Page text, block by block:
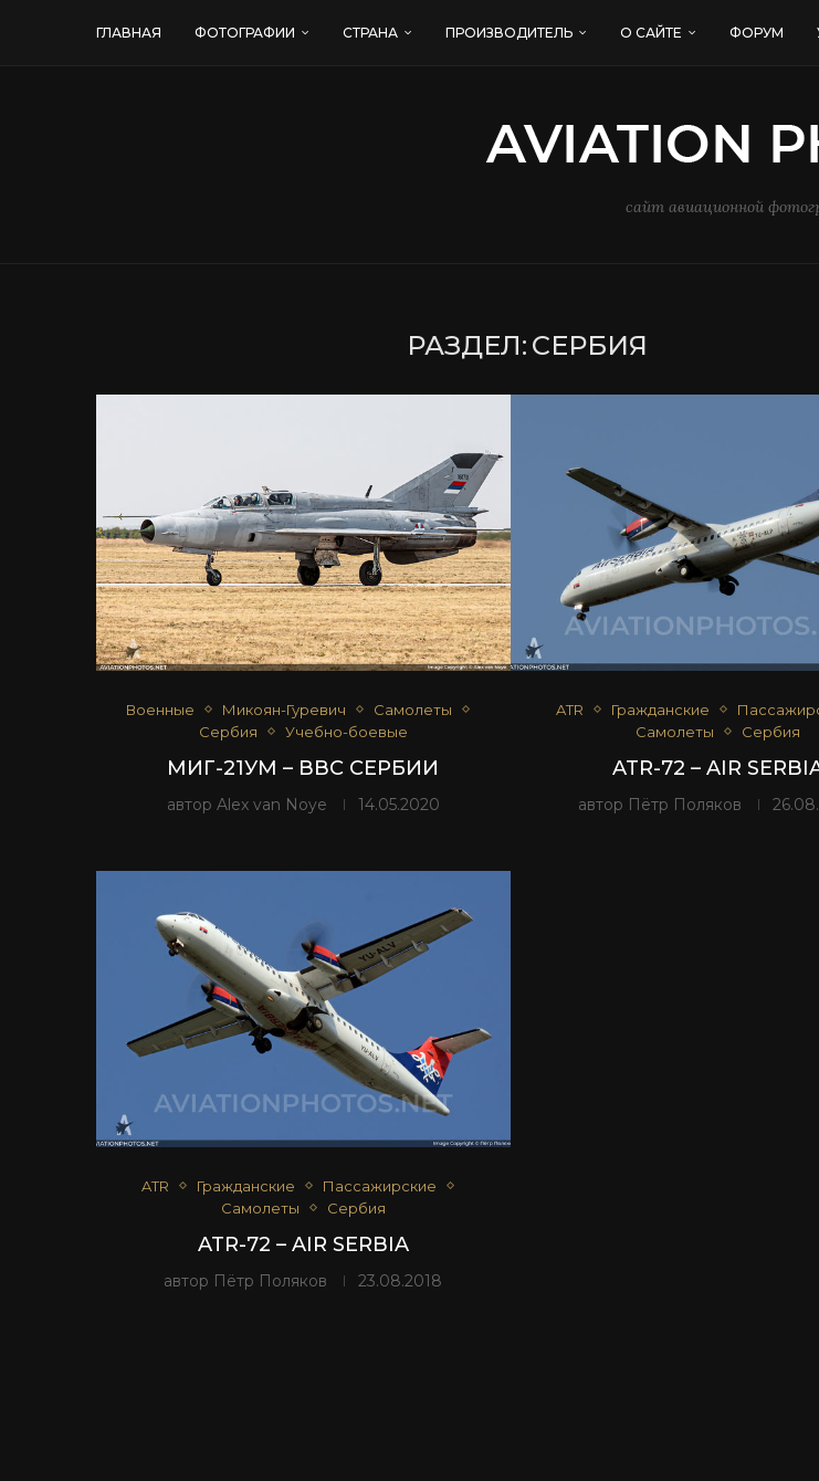
ГЛАВНАЯ ФОТОГРАФИИ СТРАНА ПРОИЗВОДИТЕЛЬ О САЙТЕ ФОРУМ
сайт авиационной
РАЗДЕЛ: СЕРБИЯ
Военные Микоян-Гуревич
Самолеты
Сербия
Учебно-боевые
МИГ-21УМ – ВВС СЕРБИИ
автор Alex van Noye 14.05.2020
ATR Гражданские
Самолеты
Сербия
ATR-72 – AIR
автор Пётр Поляков
ATR Гражданские
Пассажирские
Самолеты
Сербия
ATR-72 – AIR SERBIA
автор Пётр Поляков 23.08.2018